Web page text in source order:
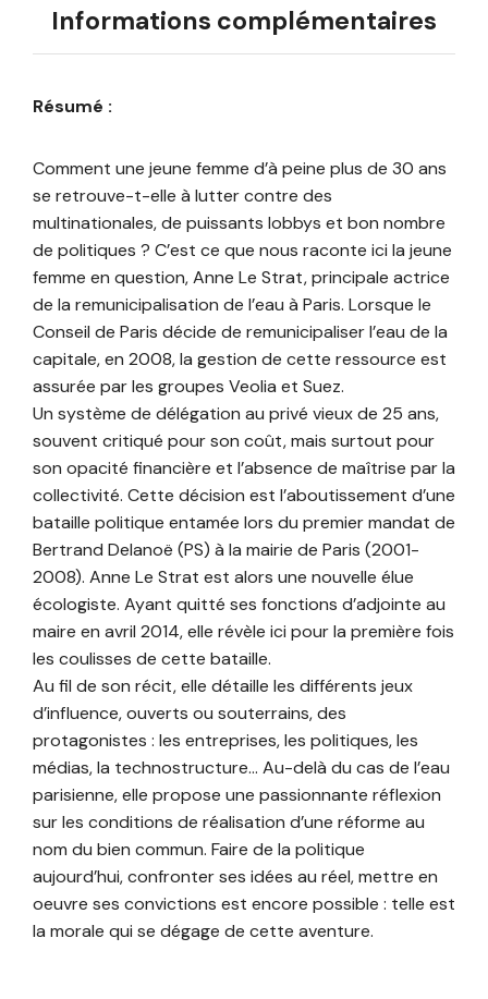
Informations complémentaires
Résumé :
Comment une jeune femme d’à peine plus de 30 ans
se retrouve-t-elle à lutter contre des
multinationales, de puissants lobbys et bon nombre
de politiques ? C’est ce que nous raconte ici la jeune
femme en question, Anne Le Strat, principale actrice
de la remunicipalisation de l’eau à Paris. Lorsque le
Conseil de Paris décide de remunicipaliser l’eau de la
capitale, en 2008, la gestion de cette ressource est
assurée par les groupes Veolia et Suez.
Un système de délégation au privé vieux de 25 ans,
souvent critiqué pour son coût, mais surtout pour
son opacité financière et l’absence de maîtrise par la
collectivité. Cette décision est l’aboutissement d’une
bataille politique entamée lors du premier mandat de
Bertrand Delanoë (PS) à la mairie de Paris (2001-
2008). Anne Le Strat est alors une nouvelle élue
écologiste. Ayant quitté ses fonctions d’adjointe au
maire en avril 2014, elle révèle ici pour la première fois
les coulisses de cette bataille.
Au fil de son récit, elle détaille les différents jeux
d’influence, ouverts ou souterrains, des
protagonistes : les entreprises, les politiques, les
médias, la technostructure… Au-delà du cas de l’eau
parisienne, elle propose une passionnante réflexion
sur les conditions de réalisation d’une réforme au
nom du bien commun. Faire de la politique
aujourd’hui, confronter ses idées au réel, mettre en
oeuvre ses convictions est encore possible : telle est
la morale qui se dégage de cette aventure.